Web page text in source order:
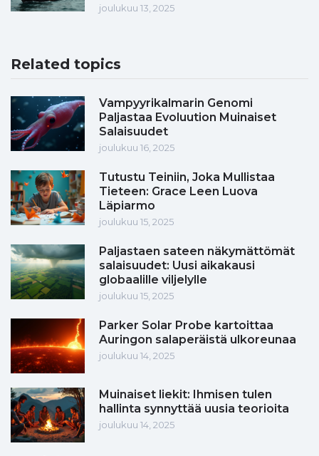
joulukuu 13, 2025
Related topics
Vampyyrikalmarin Genomi
Paljastaa Evoluution Muinaiset
Salaisuudet
joulukuu 16, 2025
Tutustu Teiniin, Joka Mullistaa
Tieteen: Grace Leen Luova
Läpiarmo
joulukuu 15, 2025
Paljastaen sateen näkymättömät
salaisuudet: Uusi aikakausi
globaalille viljelylle
joulukuu 15, 2025
Parker Solar Probe kartoittaa
Auringon salaperäistä ulkoreunaa
joulukuu 14, 2025
Muinaiset liekit: Ihmisen tulen
hallinta synnyttää uusia teorioita
joulukuu 14, 2025